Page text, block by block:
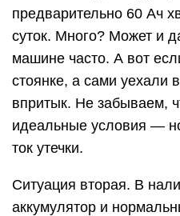
предварительно 60 Ач
суток. Много? Может и
машине часто. А вот
стоянке, а сами уехали
впритык. Не забываем,
идеальные условия —
ток утечки.
Ситуация вторая. В
аккумулятор и